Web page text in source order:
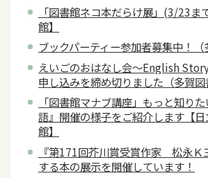
「図書館ネコ本だらけ展」(3/23ま
館】
ブックパーティー参加者募集中！（
えいごのおはなし会～English
申し込みを締め切りました（多賀図
「図書館マナブ講座」もっと知り
語』開催の様子をご紹介します【
館】
『第171回芥川賞受賞作家 松永Ｋ
する本の展示を開催しています！